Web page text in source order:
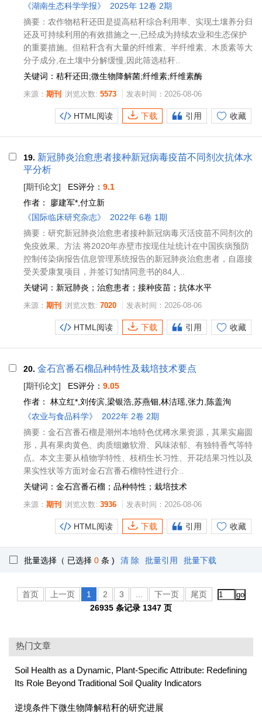
《湖南生态科学学报》
2025年 12卷 2期
摘要：农作物秸秆还田是提高秸秆综合利用率、实现土壤养分归
还及可持续利用的有效措施之一,已经成为持续农业和生态保护
的重要措施。但秸秆含有大量的纤维素、半纤维素、木质素等大
分子成分,在土壤中分解缓慢,因此筛选秸秆..
关键词：秸秆还田;微生物降解菌;纤维素;纤维素酶
来源： 期刊 浏览次数: 5573 发表时间：2026-08-06
HTML阅读 下载 引用 收藏
19. 新冠肺炎治愈患者接种新冠病毒疫苗不同剂次抗体水
平分析
[期刊论文] ES评分： 9.1
作者： 廖建军*,付立新
《国际临床研究杂志》
2022年 6卷 1期
摘要：研究新冠肺炎治愈患者接种新冠病毒灭活疫苗不同剂次的
免疫效果。方法 将2020年赤壁市按现住址统计在中国疾病预防
控制传染病报告信息管理系统报告的新冠肺炎治愈患者，自愿接
受关爱康复项目，并签订知情同意书的84人..
关键词：新冠肺炎；治愈患者；接种疫苗；抗体水平
来源： 期刊 浏览次数: 7020 发表时间：2026-08-06
HTML阅读 下载 引用 收藏
20. 金石宫番石榴品种特性及栽培技术要点
[期刊论文] ES评分： 9.05
作者： 林立红*,刘传滨,梁银浩,苏燕钿,林洁瑶,张力,陈盖洵
《农业与食品科学》
2022年 2卷 2期
摘要：金石宫番石榴是潮州本地特色优稀水果资源，其果实扁圆
形，具有果肉黄色、肉质细嫩软滑、风味浓郁、有独特香气等特
点。本文主要从植物学特性、枝梢生长习性、开花结果习性以及
果实性状等方面对金石宫番石榴特性进行介..
关键词：金石宫番石榴；品种特性；栽培技术
来源： 期刊 浏览次数: 3936 发表时间：2026-08-06
HTML阅读 下载 引用 收藏
批量选择（ 已选择 0 条 ) 清 除 批量引用 批量下载
首页 上一页 1 2 3 下一页
尾页
26935 条记录 1347 页
热门文章
Soil Health as a Dynamic, Plant-Specific Attribute: Redefining
Its Role Beyond Traditional Soil Quality Indicators
逆境条件下微生物降解秸秆的研究进展